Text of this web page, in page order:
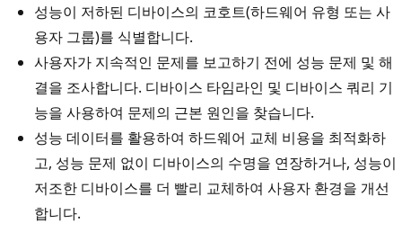
성능이 저하된 디바이스의 코호트(하드웨어 유형 또는 사
용자 그룹)를 식별합니다.
사용자가 지속적인 문제를 보고하기 전에 성능 문제 및 해
결을 조사합니다. 디바이스 타임라인 및 디바이스 쿼리 기
능을 사용하여 문제의 근본 원인을 찾습니다.
성능 데이터를 활용하여 하드웨어 교체 비용을 최적화하
고, 성능 문제 없이 디바이스의 수명을 연장하거나, 성능이
저조한 디바이스를 더 빨리 교체하여 사용자 환경을 개선
합니다.